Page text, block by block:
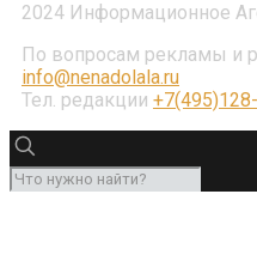
2024 Информационное
По вопросам рекламы и
info@nenadolala.ru
Тел. редакции